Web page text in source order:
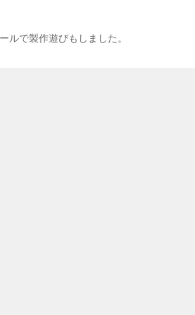
ルで製作遊びもしました。